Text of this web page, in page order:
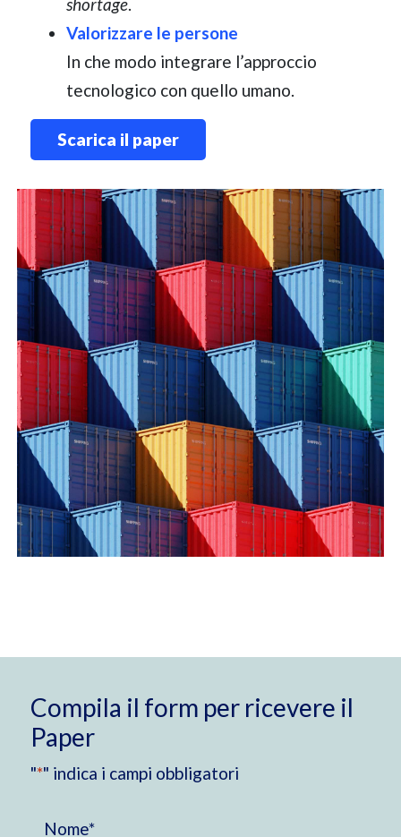
Valorizzare le persone
In che modo integrare l’approccio
tecnologico con quello umano.
Scarica il paper
Compila il form per ricevere il
Paper
"*" indica i campi obbligatori